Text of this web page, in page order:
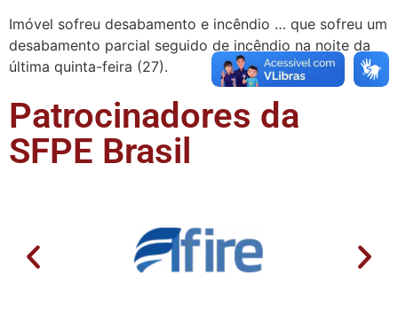
Imóvel sofreu desabamento e incêndio … que sofreu um
desabamento parcial seguido de incêndio na noite da
última quinta-feira (27).
Patrocinadores da
SFPE Brasil